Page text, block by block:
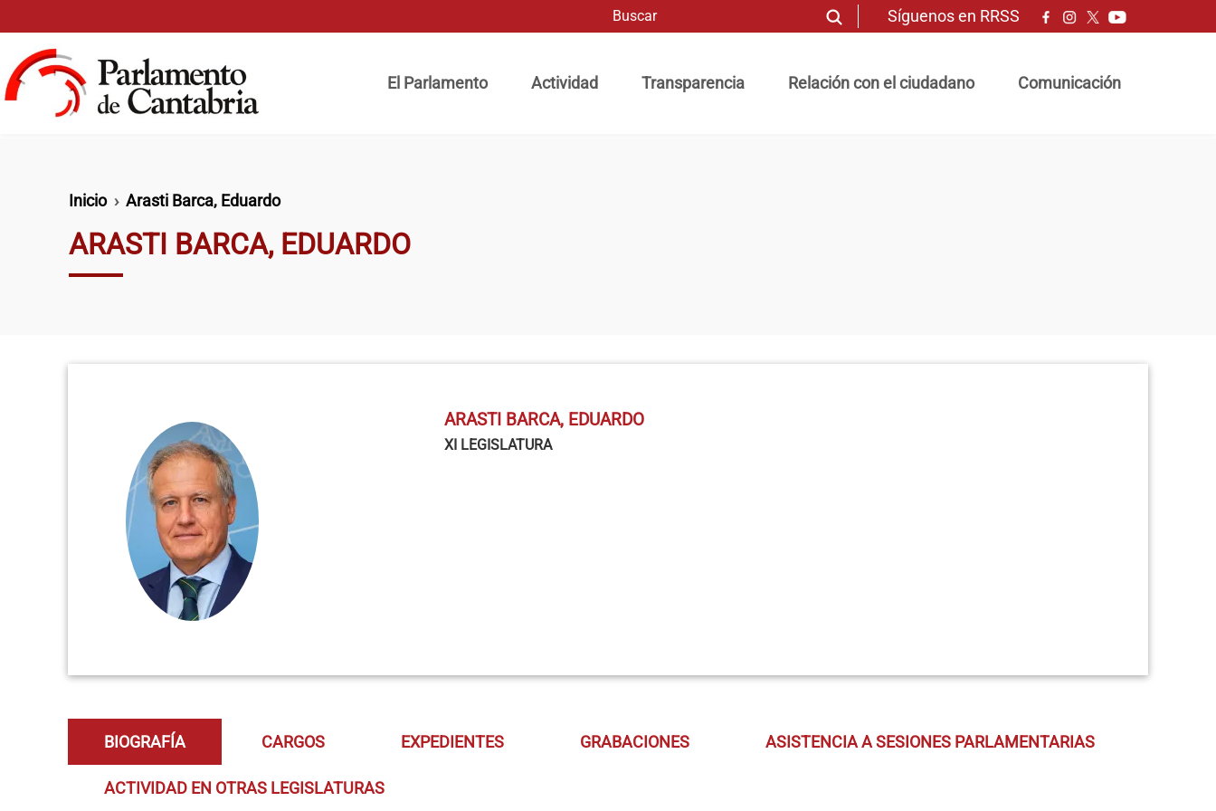
Síguenos en RRSS
El Parlamento
Actividad Transparencia Relación con el ciudadano Comunicación
Ruta de navegación
Inicio Arasti Barca, Eduardo
ARASTI BARCA, EDUARDO
ARASTI BARCA, EDUARDO
XI LEGISLATURA
BIOGRAFÍA CARGOS EXPEDIENTES GRABACIONES ASISTENCIA A SESIONES PARLAMENTARIAS
ACTIVIDAD EN OTRAS LEGISLATURAS